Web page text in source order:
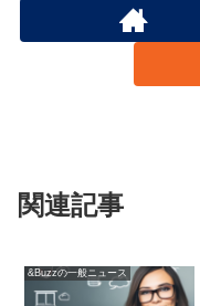
関連記事
&Buzzの一般ニュース